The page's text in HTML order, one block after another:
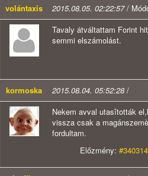
volántaxis 2015.08.05. 02:22:57/
Tavaly átváltattam Forint
semmi elszámolást.
kormoska 2015.08.04. 05:52:28 /
Nekem avval utasîtották
vissza csak a
fordultam.
Előzmény: